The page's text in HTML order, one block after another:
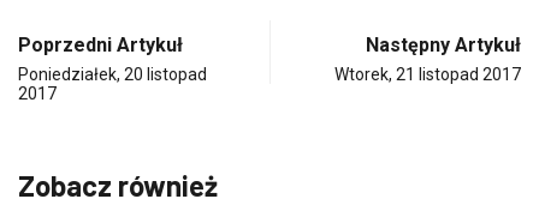
Poprzedni Artykuł
Poniedziałek, 20 listopad
2017
Następny Artykuł
Wtorek, 21 listopad 2017
Zobacz również